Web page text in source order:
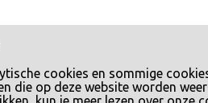
cookies en sommige
die op deze website worden